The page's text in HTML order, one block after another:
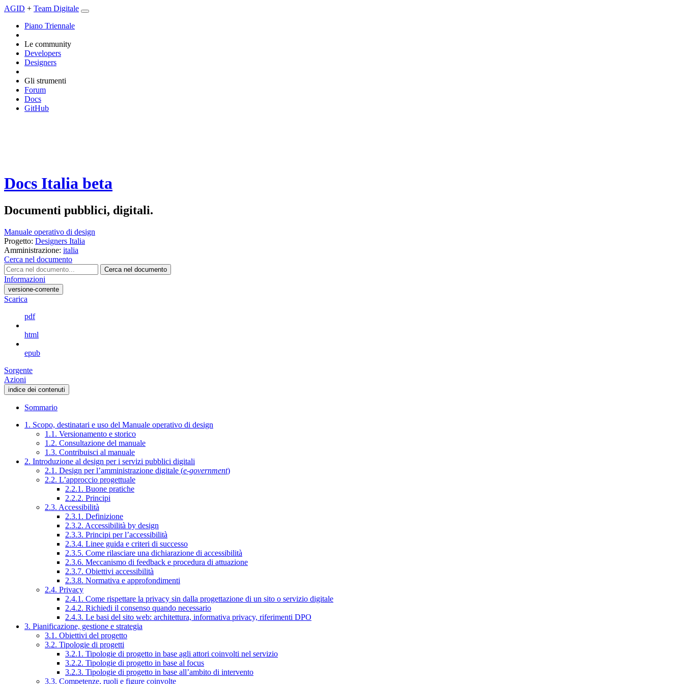
AGID + Team Digitale
Piano Triennale
Le community
Developers
Designers
Gli strumenti
Forum
Docs
GitHub
Docs Italia beta
Documenti pubblici, digitali.
Manuale operativo di design
Progetto: Designers Italia
Amministrazione: italia
Cerca nel documento
Cerca nel documento
Informazioni
versione-corrente
Scarica
pdf
html
epub
Sorgente
Azioni
indice dei contenuti
Sommario
1. Scopo, destinatari e uso del Manuale operativo di design
1.1. Versionamento e storico
1.2. Consultazione del manuale
1.3. Contribuisci al manuale
2. Introduzione al design per i servizi pubblici digitali
2.1. Design per l’amministrazione digitale (e-government)
2.2. L’approccio progettuale
2.2.1. Buone pratiche
2.2.2. Principi
2.3. Accessibilità
2.3.1. Definizione
2.3.2. Accessibilità by design
2.3.3. Principi per l’accessibilità
2.3.4. Linee guida e criteri di successo
2.3.5. Come rilasciare una dichiarazione di accessibilità
2.3.6. Meccanismo di feedback e procedura di attuazione
2.3.7. Obiettivi accessibilità
2.3.8. Normativa e approfondimenti
2.4. Privacy
2.4.1. Come rispettare la privacy sin dalla progettazione di un sito o servizio digitale
2.4.2. Richiedi il consenso quando necessario
2.4.3. Le basi del sito web: architettura, informativa privacy, riferimenti DPO
3. Pianificazione, gestione e strategia
3.1. Obiettivi del progetto
3.2. Tipologie di progetti
3.2.1. Tipologie di progetto in base agli attori coinvolti nel servizio
3.2.2. Tipologie di progetto in base al focus
3.2.3. Tipologie di progetto in base all’ambito di intervento
3.3. Competenze, ruoli e figure coinvolte